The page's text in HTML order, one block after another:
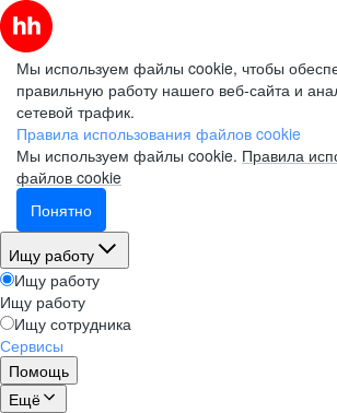
Мы используем файлы cookie, чтобы
правильную работу нашего веб-сайта и
сетевой трафик.
Правила использования файлов cookie
Мы используем файлы cookie. Правила
файлов cookie
Понятно
Ищу работу
Ищу работу
Ищу работу
Ищу сотрудника
Сервисы
Помощь
Ещё